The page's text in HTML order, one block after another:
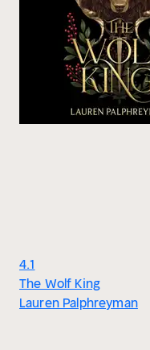
4.1
The Wolf King
Lauren Palphreyman